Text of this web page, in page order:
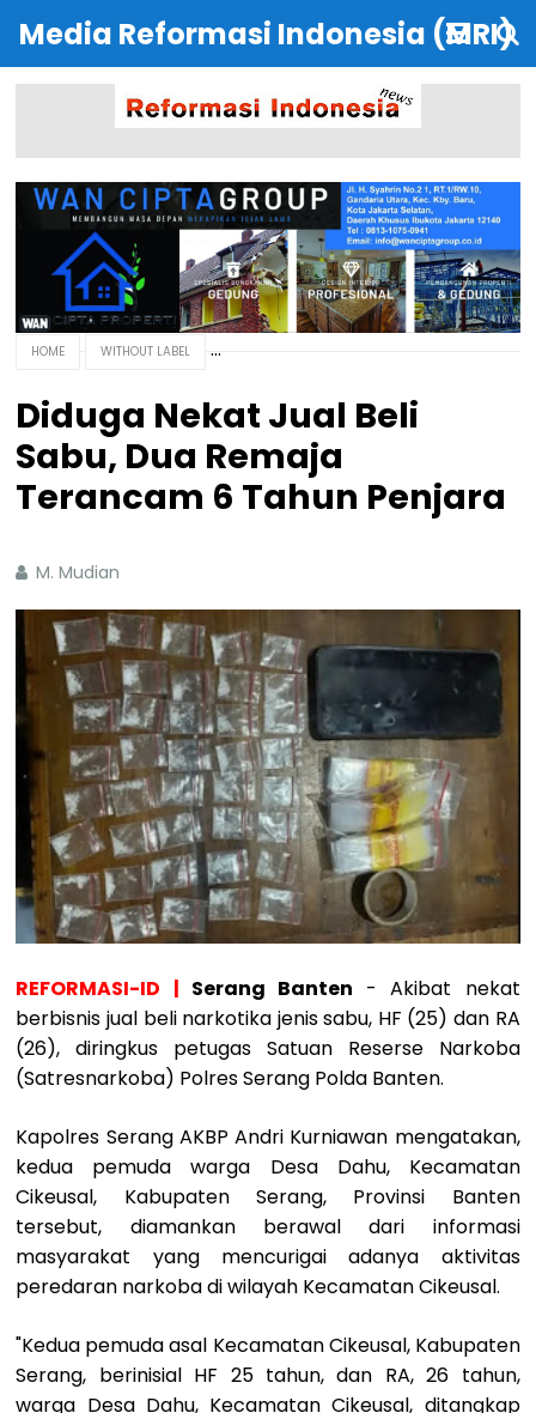
Media Reformasi Indonesia (MRI)
HOME WITHOUT LABEL
Diduga Nekat Jual Beli
Sabu, Dua Remaja
Terancam 6 Tahun Penjara
M. Mudian
REFORMASI-ID | Serang Banten - Akibat nekat
berbisnis jual beli narkotika jenis sabu, HF (25) dan RA
(26), diringkus petugas Satuan Reserse Narkoba
(Satresnarkoba) Polres Serang Polda Banten.
Kapolres Serang AKBP Andri Kurniawan mengatakan,
kedua pemuda warga Desa Dahu, Kecamatan
Cikeusal, Kabupaten Serang, Provinsi Banten
tersebut, diamankan berawal dari informasi
masyarakat yang mencurigai adanya aktivitas
peredaran narkoba di wilayah Kecamatan Cikeusal.
"Kedua pemuda asal Kecamatan Cikeusal, Kabupaten
Serang, berinisial HF 25 tahun, dan RA, 26 tahun,
warga Desa Dahu, Kecamatan Cikeusal, ditangkap